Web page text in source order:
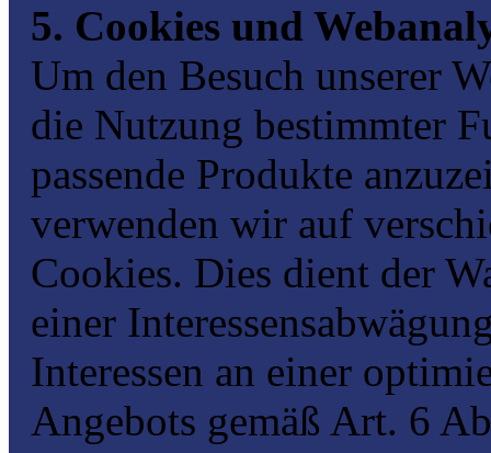
5. Cookies und
Um den Besuch unserer
die Nutzung bestimmter
passende Produkte
verwenden wir auf
Cookies. Dies dient der
einer
Interessen an einer
Angebots gemäß Art. 6